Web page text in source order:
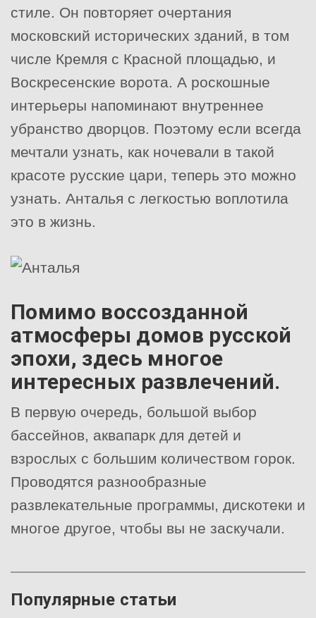
стиле. Он повторяет очертания
московский исторических зданий, в том
числе Кремля с Красной площадью, и
Воскресенские ворота. А роскошные
интерьеры напоминают внутреннее
убранство дворцов. Поэтому если всегда
мечтали узнать, как ночевали в такой
красоте русские цари, теперь это можно
узнать. Анталья с легкостью воплотила
это в жизнь.
Помимо воссозданной
атмосферы домов русской
эпохи, здесь многое
интересных развлечений.
В первую очередь, большой выбор
бассейнов, аквапарк для детей и
взрослых с большим количеством горок.
Проводятся разнообразные
развлекательные программы, дискотеки и
многое другое, чтобы вы не заскучали.
Популярные статьи